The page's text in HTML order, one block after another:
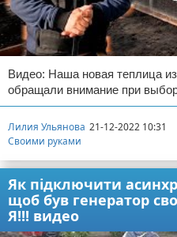
Видео: Наша новая теплица
обращали внимание при
Лилия Ульянова 21-12-2022 10:31
Своими руками
Як підключити
щоб був генератор
Я!!! видео